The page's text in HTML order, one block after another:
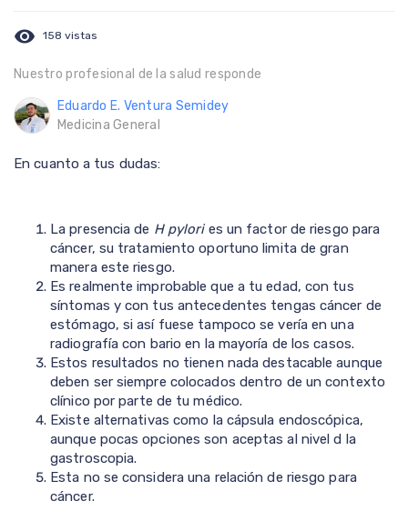
visibility 158 vistas
Nuestro profesional de la salud responde
Eduardo E. Ventura Semidey
Medicina General
En cuanto a tus dudas:
La presencia de H pylories un factor de riesgo para
cáncer, su tratamiento oportuno limita de gran
manera este riesgo.
Es realmente improbable que a tu edad, con tus
síntomas y con tus antecedentes tengas cáncer de
estómago, si así fuese tampoco se vería en una
radiografía con bario en la mayoría de los casos.
Estos resultados no tienen nada destacable aunque
deben ser siempre colocados dentro de un contexto
clínico por parte de tu médico.
Existe alternativas como la cápsula endoscópica,
aunque pocas opciones son aceptas al nivel d la
gastroscopia.
Esta no se considera una relación de riesgo para
cáncer.